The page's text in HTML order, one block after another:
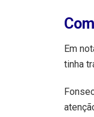
Em
tinha